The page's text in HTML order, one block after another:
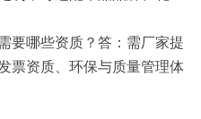
要哪些资质？答：需厂家提
票资质、环保与质量管理体